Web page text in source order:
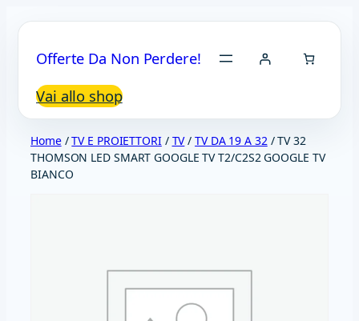
contenuto
Offerte Da Non Perdere!
Vai allo shop
Home/TV E PROIETTORI/ TV/TV DA 19 A 32 / TV 32
THOMSON LED SMART GOOGLE TV T2/C2S2 GOOGLE TV
BIANCO